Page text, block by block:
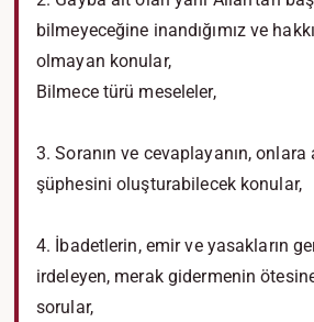
bilmeyeceğine inandığımız ve
olmayan konular,
Bilmece türü meseleler,
3. Soranın ve cevaplayanın,
şüphesini oluşturabilecek konular,
4. İbadetlerin, emir ve yasakların
irdeleyen, merak gidermenin
sorular,